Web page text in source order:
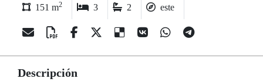
151 m2 3 2 este
Descripción